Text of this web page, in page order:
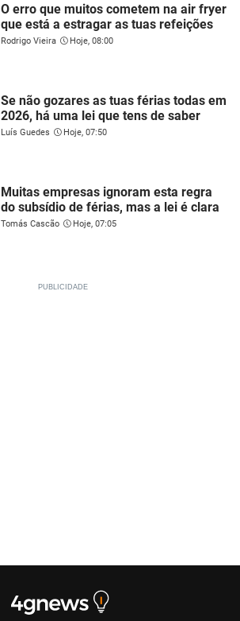
O erro que muitos cometem na air fryer
que está a estragar as tuas refeições
Rodrigo Vieira Hoje, 08:00
Se não gozares as tuas férias todas em
2026, há uma lei que tens de saber
Luís Guedes Hoje, 07:50
Muitas empresas ignoram esta regra
do subsídio de férias, mas a lei é clara
Tomás Cascão Hoje, 07:05